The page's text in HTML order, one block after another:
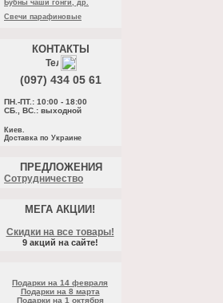
Бубны чаши гонги, др.
Свечи парафиновые
КОНТАКТЫ
(097) 434 05 61
ПН.-ПТ.: 10:00 - 18:00
СБ., ВС.: выходной
Киев.
Доставка по Украине
ПРЕДЛОЖЕНИЯ
Cотрудничество
МЕГА АКЦИИ!
Скидки на все товары!
9 акций на сайте!
Подарки на 14 февраля
Подарки на 8 марта
Подарки на 1 октября